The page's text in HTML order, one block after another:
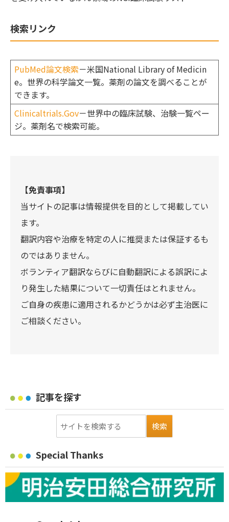
検索リンク
PubMed論文検索－米国National Library of Medicin
e。世界の科学論文一覧。薬剤の論文を調べることが
できます。
Clinicaltrials.Gov－世界中の臨床試験、治験一覧ペー
ジ。薬剤名で検索可能。
【免責事項】
当サイトの記事は情報提供を目的として掲載してい
ます。
翻訳内容や治療を特定の人に推奨または保証するも
のではありません。
ボランティア翻訳ならびに自動翻訳による誤訳によ
り発生した結果について一切責任はとれません。
ご自身の疾患に適用されるかどうかは必ず主治医に
ご相談ください。
記事を探す
Special Thanks